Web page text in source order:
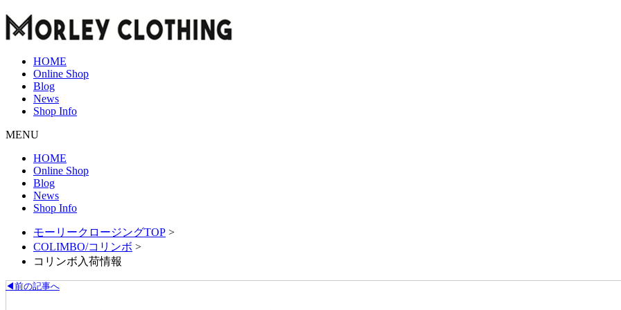
HOME
Online Shop
Blog
News
Shop Info
MENU
HOME
Online Shop
Blog
News
Shop Info
モーリークロージングTOP >
COLIMBO/コリンボ >
コリンボ入荷情報
◀前の記事へ